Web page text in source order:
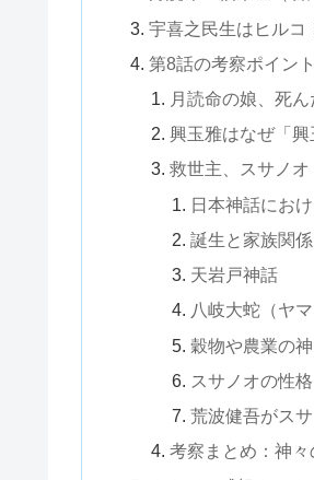
宇喜之民生はヒルコ
第8話の考察ポイン
月読命の娘、死
興玉雅はなぜ「
救世主、スサノ
日本神話にお
誕生と家族関係
天岩戸神話
八岐大蛇（ヤ
穀物や農業の
スサノオの性
荒波健吾がス
考察まとめ：神